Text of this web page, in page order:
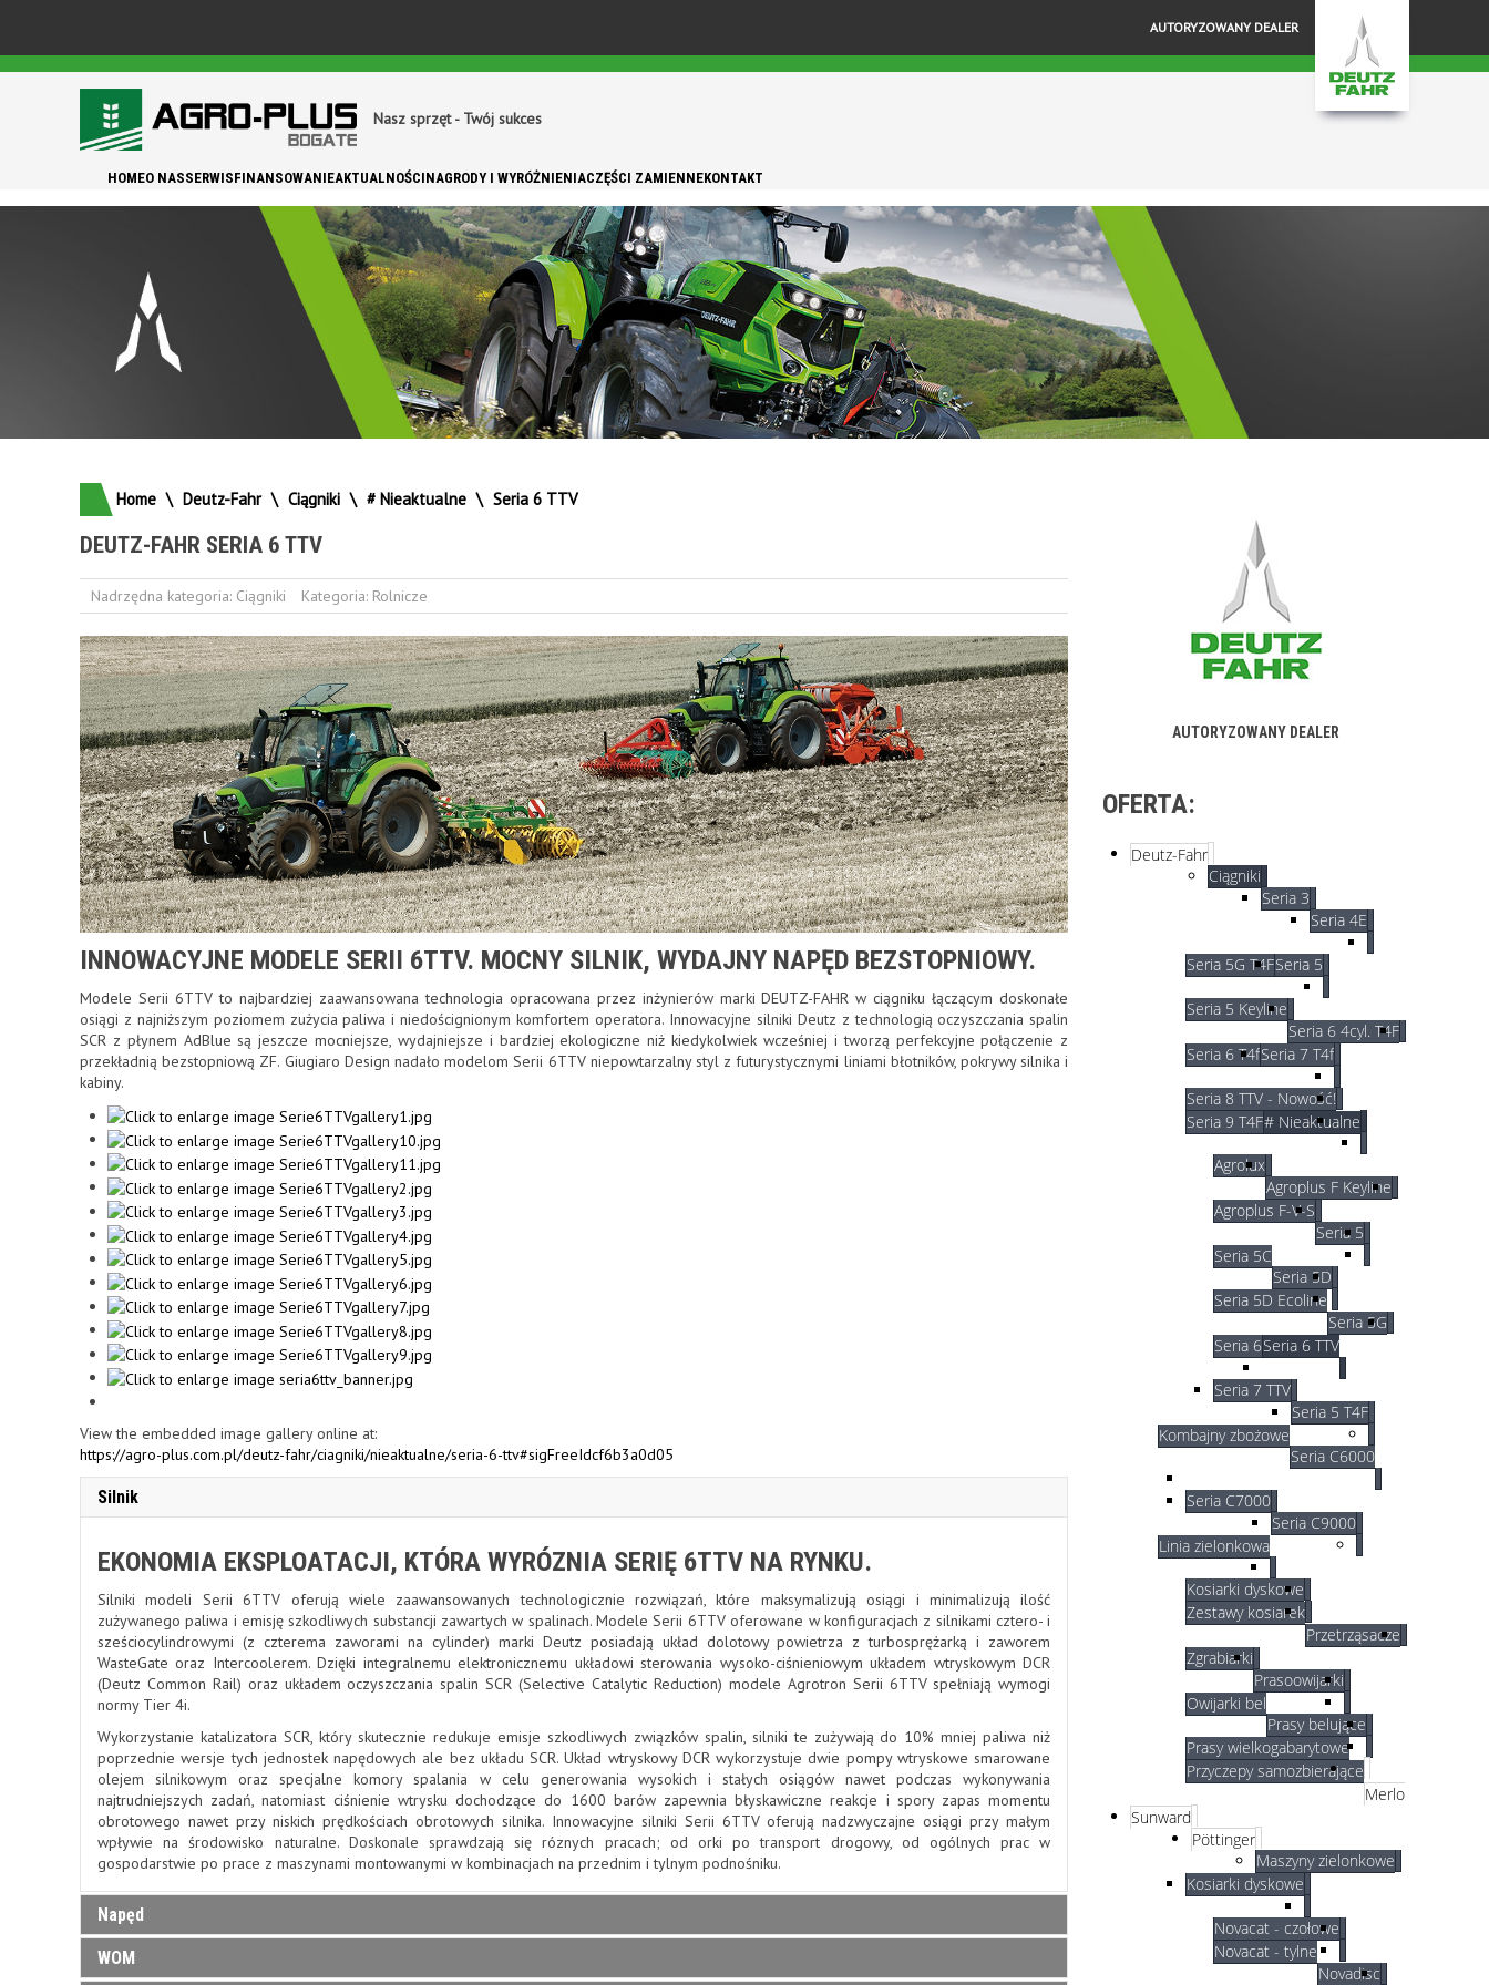
AUTORYZOWANY DEALER
Nasz sprzęt - Twój sukces
HOMEO NASSERWISFINANSOWANIEAKTUALNOŚCINAGRODY I WYRÓŻNIENIACZĘŚCI ZAMIENNEKONTAKT
Home \ Deutz-Fahr \ Ciągniki \ # Nieaktualne \ Seria 6 TTV
DEUTZ-FAHR SERIA 6 TTV
Nadrzędna kategoria: Ciągniki Kategoria: Rolnicze
INNOWACYJNE MODELE SERII 6TTV. MOCNY SILNIK, WYDAJNY NAPĘD BEZSTOPNIOWY.
Modele Serii 6TTV to najbardziej zaawansowana technologia opracowana przez inżynierów marki DEUTZ-FAHR w ciągniku łączącym doskonałe
osiągi z najniższym poziomem zużycia paliwa i niedoścignionym komfortem operatora. Innowacyjne silniki Deutz z technologią oczyszczania spalin
SCR z płynem AdBlue są jeszcze mocniejsze, wydajniejsze i bardziej ekologiczne niż kiedykolwiek wcześniej i tworzą perfekcyjne połączenie z
przekładnią bezstopniową ZF. Giugiaro Design nadało modelom Serii 6TTV niepowtarzalny styl z futurystycznymi liniami błotników, pokrywy silnika i
kabiny.
View the embedded image gallery online at:
https://agro-plus.com.pl/deutz-fahr/ciagniki/nieaktualne/seria-6-ttv#sigFreeIdcf6b3a0d05
Silnik
EKONOMIA EKSPLOATACJI, KTÓRA WYRÓZNIA SERIĘ 6TTV NA RYNKU.
Silniki modeli Serii 6TTV oferują wiele zaawansowanych technologicznie rozwiązań, które maksymalizują osiągi i minimalizują ilość
zużywanego paliwa i emisję szkodliwych substancji zawartych w spalinach. Modele Serii 6TTV oferowane w konfiguracjach z silnikami cztero- i
sześciocylindrowymi (z czterema zaworami na cylinder) marki Deutz posiadają układ dolotowy powietrza z turbosprężarką i zaworem
WasteGate oraz Intercoolerem. Dzięki integralnemu elektronicznemu układowi sterowania wysoko-ciśnieniowym układem wtryskowym DCR
(Deutz Common Rail) oraz układem oczyszczania spalin SCR (Selective Catalytic Reduction) modele Agrotron Serii 6TTV spełniają wymogi
normy Tier 4i.
Wykorzystanie katalizatora SCR, który skutecznie redukuje emisje szkodliwych związków spalin, silniki te zużywają do 10% mniej paliwa niż
poprzednie wersje tych jednostek napędowych ale bez układu SCR. Układ wtryskowy DCR wykorzystuje dwie pompy wtryskowe smarowane
olejem silnikowym oraz specjalne komory spalania w celu generowania wysokich i stałych osiągów nawet podczas wykonywania
najtrudniejszych zadań, natomiast ciśnienie wtrysku dochodzące do 1600 barów zapewnia błyskawiczne reakcje i spory zapas momentu
obrotowego nawet przy niskich prędkościach obrotowych silnika. Innowacyjne silniki Serii 6TTV oferują nadzwyczajne osiągi przy małym
wpływie na środowisko naturalne. Doskonale sprawdzają się róznych pracach; od orki po transport drogowy, od ogólnych prac w
gospodarstwie po prace z maszynami montowanymi w kombinacjach na przednim i tylnym podnośniku.
Napęd
NAJWYŻSZA KLASA UKŁADÓW NAPĘDOWYCH.
WOM
AUTORYZOWANY DEALER
OFERTA:
Deutz-Fahr
Ciągniki
Seria 3
Seria 4E
Seria 5G T4FSeria 5
Seria 5 Keyline
Seria 6 4cyl. T4F
Seria 6 T4fSeria 7 T4f
Seria 8 TTV - Nowość!
Seria 9 T4F# Nieaktualne
Agrolux
Agroplus F Keyline
Agroplus F-V-S
Seria 5
Seria 5C
Seria 5D
Seria 5D Ecoline
Seria 5G
Seria 6Seria 6 TTV
Seria 7 TTV
Seria 5 T4F
Kombajny zbożowe
Seria C6000
Seria C7000
Seria C9000
Linia zielonkowa
Kosiarki dyskowe
Zestawy kosiarek
Przetrząsacze
Zgrabiarki
Prasoowijarki
Owijarki bel
Prasy belujące
Prasy wielkogabarytowe
Przyczepy samozbierające
Merlo
Sunward
Pöttinger
Maszyny zielonkowe
Kosiarki dyskowe
Novacat - czołowe
Novacat - tylne
Novadisc